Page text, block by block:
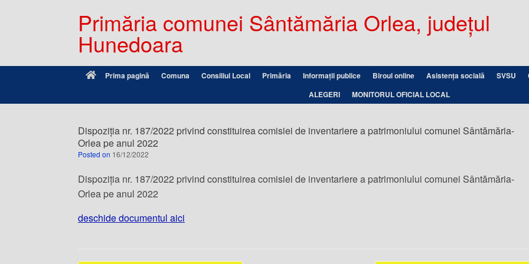
Primăria comunei Sântămăria Orlea, județul
Hunedoara
Prima pagină Comuna Consiliul Local Primăria Informații publice Biroul online Asistența socială SVSU
ALEGERI
MONITORUL OFICIAL LOCAL
Dispoziția nr. 187/2022 privind constituirea comisiei de inventariere a patrimoniului comunei Sântămăria-
Orlea pe anul 2022
Posted on 16/12/2022
Dispoziția nr. 187/2022 privind constituirea comisiei de inventariere a patrimoniului comunei Sântămăria-
Orlea pe anul 2022
deschide documentul aici